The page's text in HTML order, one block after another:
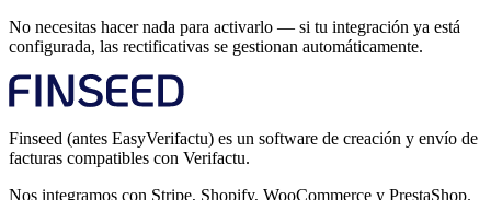
No necesitas hacer nada para activarlo — si tu integración ya está
configurada, las rectificativas se gestionan automáticamente.
Finseed (antes EasyVerifactu) es un software de creación y envío de
facturas compatibles con Verifactu.
Nos integramos con Stripe, Shopify, WooCommerce y PrestaShop.